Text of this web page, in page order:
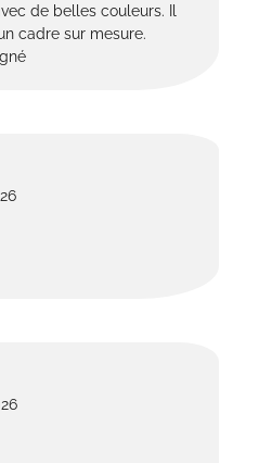
de belles couleurs. Il
cadre sur mesure.